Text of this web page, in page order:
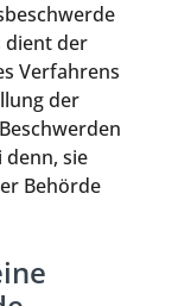
dient der
Verfahrens
der
denn, sie
Behörde